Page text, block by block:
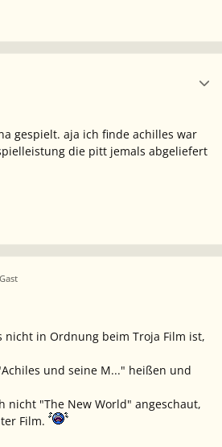
gespielt. aja ich finde achilles war
die pitt jemals abgeliefert
Gast
nicht in Ordnung beim Troja Film ist,
und seine M..." heißen und
nicht "The New World" angeschaut,
Film.